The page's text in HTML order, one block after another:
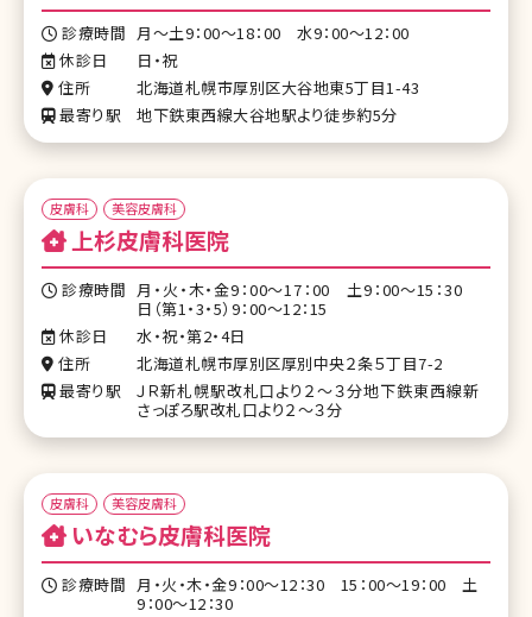
診療時間 月～土9：00～18：00 水9：00～12：00
休診日
日・祝
住所
北海道札幌市厚別区大谷地東5丁目1-43
最寄り駅
地下鉄東西線大谷地駅より徒歩約5分
皮膚科 美容皮膚科
上杉皮膚科医院
診療時間 月・火・木・金9：00～17：00 土9：00～15：30
日（第1・3・5）9：00～12：15
休診日
水・祝・第2・4日
住所
北海道札幌市厚別区厚別中央２条５丁目7-2
最寄り駅
ＪＲ新札幌駅改札口より２～３分地下鉄東西線新
さっぽろ駅改札口より２～３分
皮膚科 美容皮膚科
いなむら皮膚科医院
診療時間 月・火・木・金9：00～12：30 15：00～19：00 土
9：00～12：30